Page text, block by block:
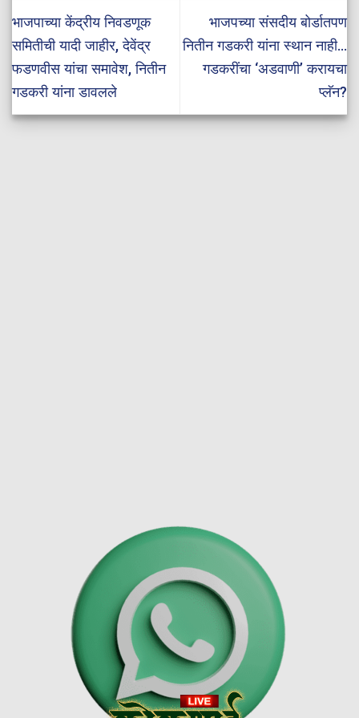
भाजपाच्या केंद्रीय निवडणूक
समितीची यादी जाहीर, देवेंद्र
फडणवीस यांचा समावेश, नितीन
गडकरी यांना डावलले
भाजपच्या संसदीय बोर्डातपण
नितीन गडकरी यांना स्थान नाही…
गडकरींचा ‘अडवाणी’ करायचा
प्लॅन?